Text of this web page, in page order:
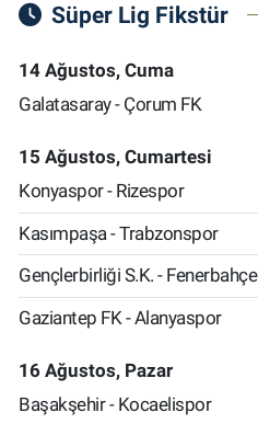
Süper Lig Fikstür
14 Ağustos, Cuma
Galatasaray - Çorum FK
15 Ağustos, Cumartesi
Konyaspor - Rizespor
Kasımpaşa - Trabzonspor
Gençlerbirliği S.K. - Fenerbahçe
Gaziantep FK - Alanyaspor
16 Ağustos, Pazar
Başakşehir - Kocaelispor